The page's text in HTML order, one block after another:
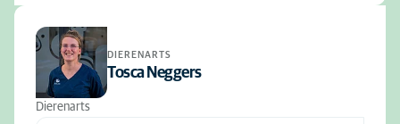
DIERENARTS
Tosca Neggers
Dierenarts